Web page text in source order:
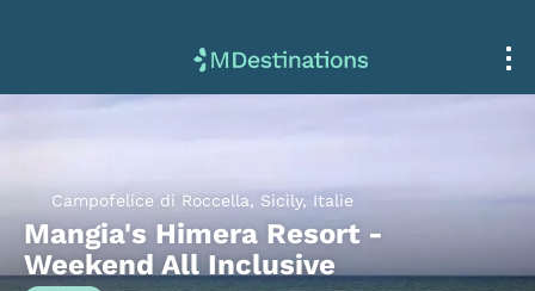
Campofelice di Roccella, Sicily, Italie
Mangia's Himera Resort -
Weekend All Inclusive